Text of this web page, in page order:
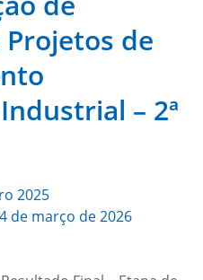
de
– 2ª
2025
de março de 2026